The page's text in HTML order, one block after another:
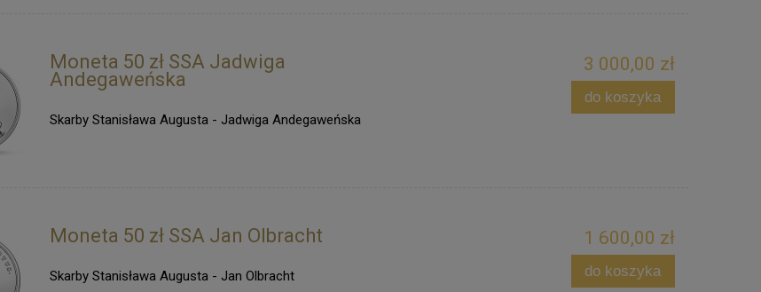
Moneta 50 zł SSA Jadwiga
Andegaweńska
Skarby Stanisława Augusta - Jadwiga Andegaweńska
3 000,00 zł
do koszyka
Moneta 50 zł SSA Jan Olbracht
Skarby Stanisława Augusta - Jan Olbracht
1 600,00 zł
do koszyka